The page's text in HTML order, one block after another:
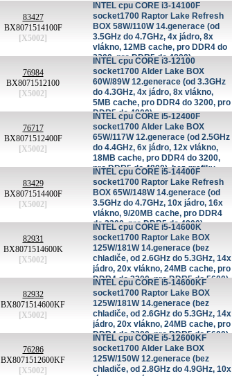
83427
BX8071514100F
[X5002]
INTEL cpu CORE i3-14100F
socket1700 Raptor Lake Refresh
BOX 58W/110W 14.generace (od
3.5GHz do 4.7GHz, 4x jádro, 8x
vlákno, 12MB cache, pro DDR4 do
3200, pro DDR5 do 4800),
virtualizace
76984
BX8071512100
[X5002]
INTEL cpu CORE i3-12100
socket1700 Alder Lake BOX
60W/89W 12.generace (od 3.3GHz
do 4.3GHz, 4x jádro, 8x vlákno,
5MB cache, pro DDR4 do 3200, pro
DDR5 do 4800)
76717
BX8071512400F
[X5002]
INTEL cpu CORE i5-12400F
socket1700 Alder Lake BOX
65W/117W 12.generace (od 2.5GHz
do 4.4GHz, 6x jádro, 12x vlákno,
18MB cache, pro DDR4 do 3200,
pro DDR5 do 4800), bez grafiky
83429
BX8071514400F
[X5002]
INTEL cpu CORE i5-14400F
socket1700 Raptor Lake Refresh
BOX 65W/148W 14.generace (od
3.5GHz do 4.7GHz, 10x jádro, 16x
vlákno, 9/20MB cache, pro DDR4
do 3200, pro DDR5 do 4800)
virtualizace
82931
BX8071514600K
[X5002]
INTEL cpu CORE i5-14600K
socket1700 Raptor Lake BOX
125W/181W 14.generace (bez
chladiče, od 2.6GHz do 5.3GHz, 14x
jádro, 20x vlákno, 24MB cache, pro
DDR4 do 3200, pro DDR5 do 5600)
82932
BX8071514600KF
[X5002]
INTEL cpu CORE i5-14600KF
socket1700 Raptor Lake BOX
125W/181W 14.generace (bez
chladiče, od 2.6GHz do 5.3GHz, 14x
jádro, 20x vlákno, 24MB cache, pro
DDR4 do 3200, pro DDR5 do 5600)
76286
BX8071512600KF
[X5002]
INTEL cpu CORE i5-12600KF
socket1700 Alder Lake BOX
125W/150W 12.generace (bez
chladiče, od 2.8GHz do 4.9GHz, 10x